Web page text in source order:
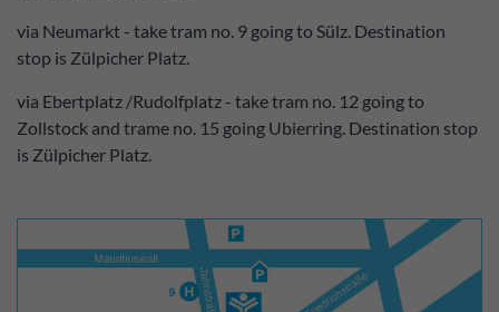
via Neumarkt - take tram no. 9 going to Sülz. Destination
stop is Zülpicher Platz.
via Ebertplatz /Rudolfplatz - take tram no. 12 going to
Zollstock and trame no. 15 going Ubierring. Destination stop
is Zülpicher Platz.